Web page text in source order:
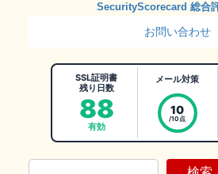
SecurityScorecard 総合
お問い合わせ
SSL証明書
残り日数
88
有効
メール対策
10
/10点